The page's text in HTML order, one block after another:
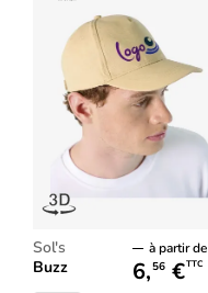
Sol's
Buzz
à partir de
6,56 €TTC